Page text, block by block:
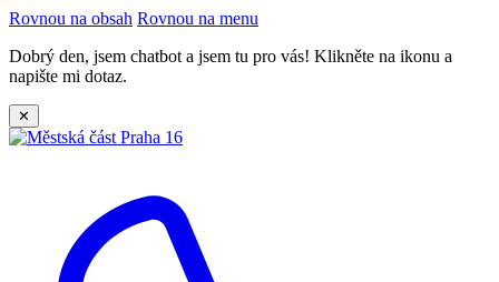
Rovnou na obsah Rovnou na menu
Dobrý den, jsem chatbot a jsem tu pro vás! Klikněte na ikonu a
napište mi dotaz.
✕